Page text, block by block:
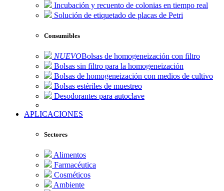
Incubación y recuento de colonias en tiempo real
Solución de etiquetado de placas de Petri
Consumibles
NUEVOBolsas de homogeneización con filtro
Bolsas sin filtro para la homogeneización
Bolsas de homogeneización con medios de cultivo
Bolsas estériles de muestreo
Desodorantes para autoclave
APLICACIONES
Sectores
Alimentos
Farmacéutica
Cosméticos
Ambiente